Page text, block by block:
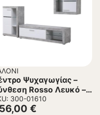
Ψυχαγωγίας –
Rosso Λευκό –
Concrete – Λευκή
266x41x186 εκ.
300-01610
€